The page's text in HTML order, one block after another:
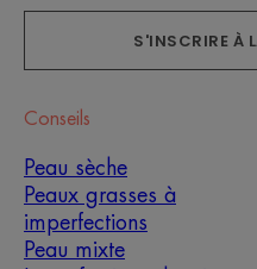
S'INSCRIRE À
Conseils
Peau sèche
Peaux grasses à
imperfections
Peau mixte